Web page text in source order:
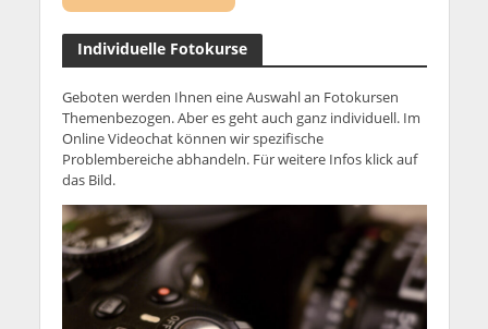
Individuelle Fotokurse
Geboten werden Ihnen eine Auswahl an Fotokursen
Themenbezogen. Aber es geht auch ganz individuell. Im
Online Videochat können wir spezifische
Problembereiche abhandeln. Für weitere Infos klick auf
das Bild.